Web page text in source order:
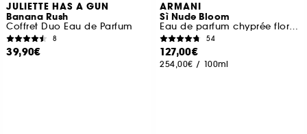
JULIETTE HAS A GUN
Banana Rush
Coffret Duo Eau de Parfum
8
39,90€
ARMANI
Sì Nude Bloom
Eau de parfum chyprée florale fruitée
54
127,00€
254,00€ / 100ml